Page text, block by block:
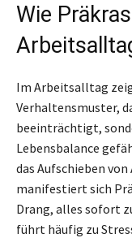
Wie
Im Arbeitsalltag
Verhaltensmuster,
beeinträchtigt,
Lebensbalance
das Aufschieben
manifestiert sich
Drang, alles sofort
führt häufig zu